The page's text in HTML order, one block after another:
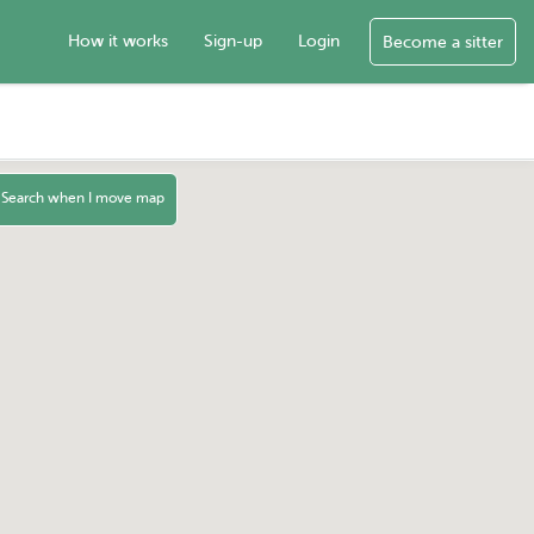
How it works Sign-up Login Become a sitter
Search when I move map